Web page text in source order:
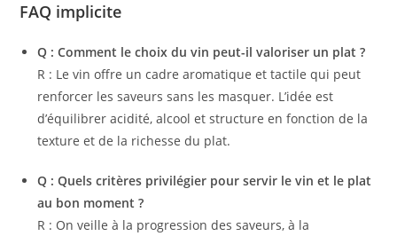
FAQ implicite
Q : Comment le choix du vin peut-il valoriser un plat ?
R : Le vin offre un cadre aromatique et tactile qui peut
renforcer les saveurs sans les masquer. L’idée est
d’équilibrer acidité, alcool et structure en fonction de la
texture et de la richesse du plat.
Q : Quels critères privilégier pour servir le vin et le plat
au bon moment ?
R : On veille à la progression des saveurs, à la